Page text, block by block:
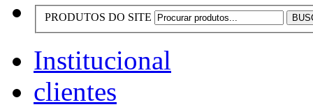
PRODUTOS DO SITE
Institucional
clientes